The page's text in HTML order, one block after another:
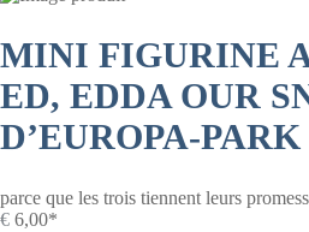
MINI FIGURINE
ED, EDDA OUR
D’EUROPA-PARK
parce que les trois tiennent leurs
€ 6,00*